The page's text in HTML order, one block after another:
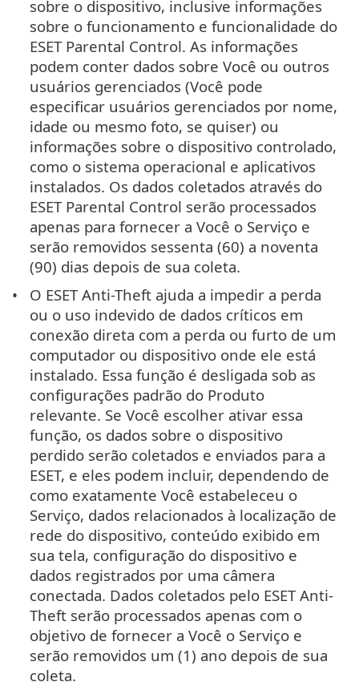
sobre o dispositivo, inclusive informações
sobre o funcionamento e funcionalidade do
ESET Parental Control. As informações
podem conter dados sobre Você ou outros
usuários gerenciados (Você pode
especificar usuários gerenciados por nome,
idade ou mesmo foto, se quiser) ou
informações sobre o dispositivo controlado,
como o sistema operacional e aplicativos
instalados. Os dados coletados através do
ESET Parental Control serão processados
apenas para fornecer a Você o Serviço e
serão removidos sessenta (60) a noventa
(90) dias depois de sua coleta.
O ESET Anti-Theft ajuda a impedir a perda
ou o uso indevido de dados críticos em
conexão direta com a perda ou furto de um
computador ou dispositivo onde ele está
instalado. Essa função é desligada sob as
configurações padrão do Produto
relevante. Se Você escolher ativar essa
função, os dados sobre o dispositivo
perdido serão coletados e enviados para a
ESET, e eles podem incluir, dependendo de
como exatamente Você estabeleceu o
Serviço, dados relacionados à localização de
rede do dispositivo, conteúdo exibido em
sua tela, configuração do dispositivo e
dados registrados por uma câmera
conectada. Dados coletados pelo ESET Anti-
Theft serão processados apenas com o
objetivo de fornecer a Você o Serviço e
serão removidos um (1) ano depois de sua
coleta.